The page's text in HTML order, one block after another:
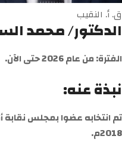
ق. أ. النقيب
الدكتور/ محمد
الفترة: من عام 2026 حتى الآن.
نبذة عنه:
تم انتخابه عضوا بمجلس نقابة
2018م.